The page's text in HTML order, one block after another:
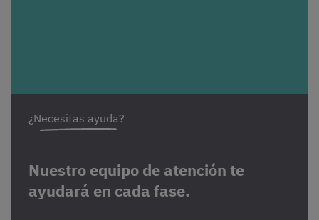
¿Necesitas ayuda?
Nuestro equipo de atención te
ayudará en cada fase.